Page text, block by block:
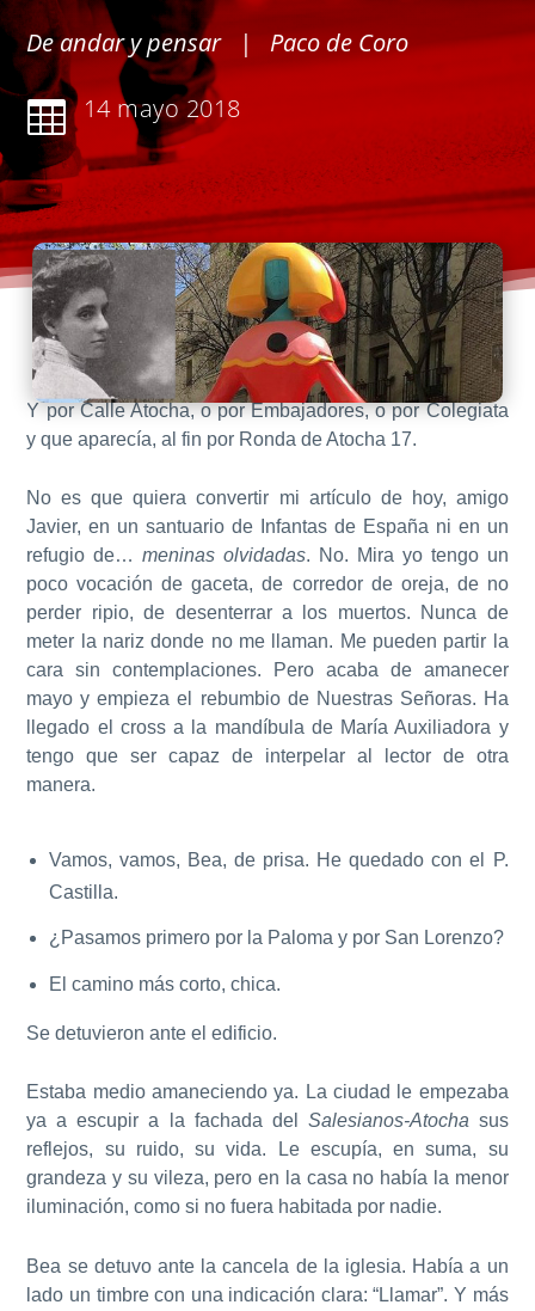
De andar y pensar | Paco de Coro
 14 mayo 2018
Y por Calle Atocha, o por Embajadores, o por Colegiata
y que aparecía, al fin por Ronda de Atocha 17.
No es que quiera convertir mi artículo de hoy, amigo
Javier, en un santuario de Infantas de España ni en un
refugio de…meninas olvidadas. No. Mira yo tengo un
poco vocación de gaceta, de corredor de oreja, de no
perder ripio, de desenterrar a los muertos. Nunca de
meter la nariz donde no me llaman. Me pueden partir la
cara sin contemplaciones. Pero acaba de amanecer
mayo y empieza el rebumbio de Nuestras Señoras. Ha
llegado el cross a la mandíbula de María Auxiliadora y
tengo que ser capaz de interpelar al lector de otra
manera.
Vamos, vamos, Bea, de prisa. He quedado con el P.
Castilla.
¿Pasamos primero por la Paloma y por San Lorenzo?
El camino más corto, chica.
Se detuvieron ante el edificio.
Estaba medio amaneciendo ya. La ciudad le empezaba
ya a escupir a la fachada del Salesianos-Atocha sus
reflejos, su ruido, su vida. Le escupía, en suma, su
grandeza y su vileza, pero en la casa no había la menor
iluminación, como si no fuera habitada por nadie.
Bea se detuvo ante la cancela de la iglesia. Había a un
lado un timbre con una indicación clara: “Llamar”. Y más